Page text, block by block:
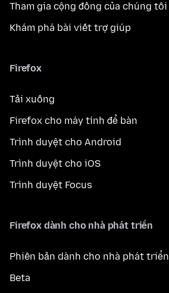
Tham gia cộng đồng của chúng tôi
Khám phá bài viết trợ giúp
Firefox
Tải xuống
Firefox cho máy tính để bàn
Trình duyệt cho Android
Trình duyệt cho iOS
Trình duyệt Focus
Firefox dành cho nhà phát triển
Phiên bản dành cho nhà phát triển
Beta